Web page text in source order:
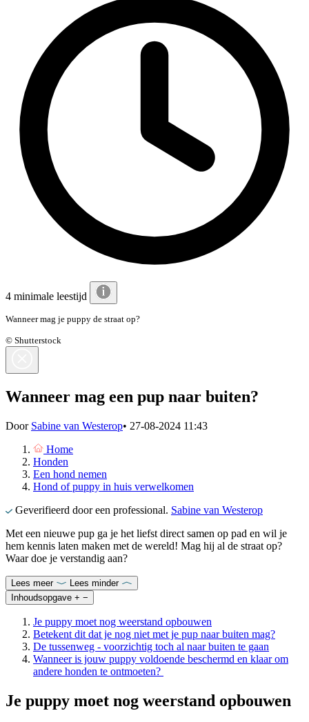
4 minimale leestijd
Wanneer mag je puppy de straat op?
© Shutterstock
Wanneer mag een pup naar buiten?
Door Sabine van Westerop• 27-08-2024 11:43
Home
Honden
Een hond nemen
Hond of puppy in huis verwelkomen
Geverifieerd door een professional. Sabine van Westerop
Met een nieuwe pup ga je het liefst direct samen op pad en wil je
hem kennis laten maken met de wereld! Mag hij al de straat op?
Waar doe je verstandig aan?
Lees meer
Lees minder
Inhoudsopgave + −
Je puppy moet nog weerstand opbouwen
Betekent dit dat je nog niet met je pup naar buiten mag?
De tussenweg - voorzichtig toch al naar buiten te gaan
Wanneer is jouw puppy voldoende beschermd en klaar om
andere honden te ontmoeten?
Je puppy moet nog weerstand opbouwen